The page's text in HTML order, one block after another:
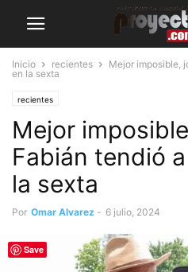
Inicio recientes
Mejor imposible,
en la sexta
recientes
Mejor
Fabián tendió
la sexta
Por Omar Alvarez - 6 julio, 2024
Save